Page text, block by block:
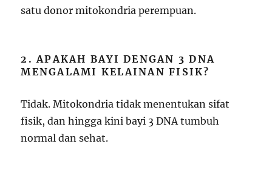
satu donor mitokondria perempuan.
2. APAKAH BAYI DENGAN 3 DNA
MENGALAMI KELAINAN FISIK?
Tidak. Mitokondria tidak menentukan sifat
fisik, dan hingga kini bayi 3 DNA tumbuh
normal dan sehat.